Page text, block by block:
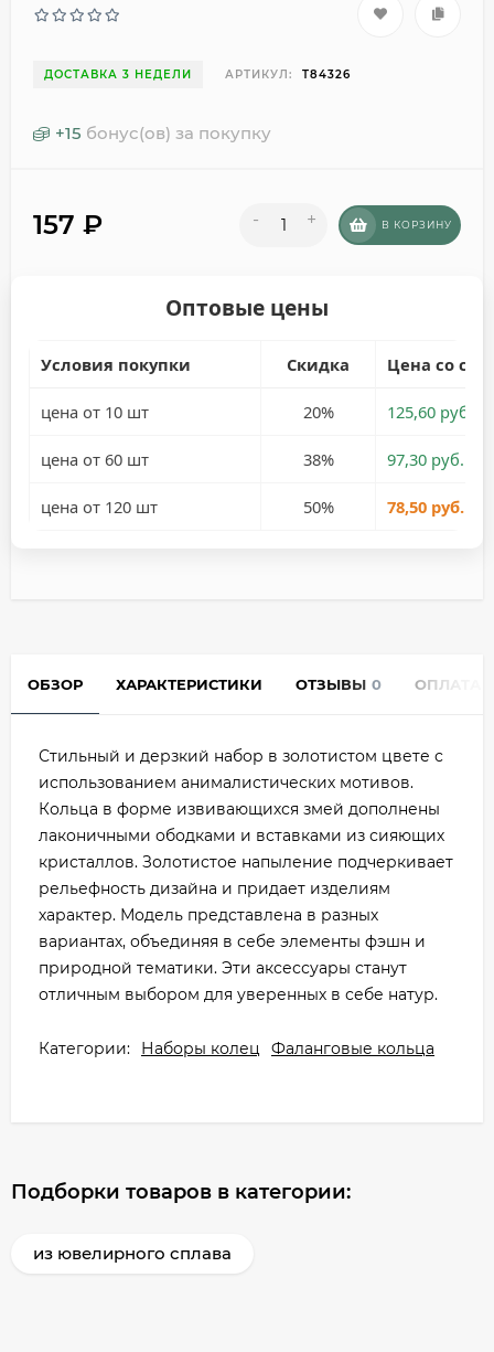
ДОСТАВКА 3 НЕДЕЛИ АРТИКУЛ: T84326
+15 бонус(ов) за покупку
157 ₽ - + В КОРЗИНУ
Оптовые цены
Условия покупки Скидка Цена со
цена от 10 шт 20% 125,60 руб.
цена от 60 шт 38% 97,30 руб.
цена от 120 шт 50% 78,50 руб.
ОБЗОР ХАРАКТЕРИСТИКИ ОТЗЫВЫ 0 ОПЛАТА
Стильный и дерзкий набор в золотистом цвете с
использованием анималистических мотивов.
Кольца в форме извивающихся змей дополнены
лаконичными ободками и вставками из сияющих
кристаллов. Золотистое напыление подчеркивает
рельефность дизайна и придает изделиям
характер. Модель представлена в разных
вариантах, объединяя в себе элементы фэшн и
природной тематики. Эти аксессуары станут
отличным выбором для уверенных в себе натур.
Категории: Наборы колец Фаланговые кольца
Подборки товаров в категории:
из ювелирного сплава